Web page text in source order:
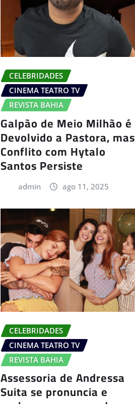
CELEBRIDADES
CINEMA TEATRO TV
REVISTA BAHIA
Galpão de Meio Milhão é
Devolvido a Pastora, mas
Conflito com Hytalo
Santos Persiste
admin ago 11, 2025
CELEBRIDADES
CINEMA TEATRO TV
REVISTA BAHIA
Assessoria de Andressa
Suita se pronuncia e